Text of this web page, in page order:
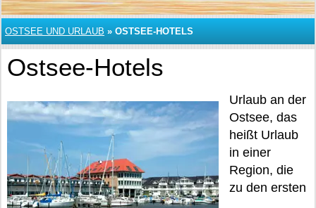
OSTSEE UND URLAUB » OSTSEE-HOTELS
Ostsee-Hotels
Urlaub an der
Ostsee, das
heißt Urlaub
in einer
Region, die
zu den ersten